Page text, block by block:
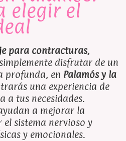
guía para
elegir el
para contracturas,
disfrutar de un
profunda, en Palamós y la
una experiencia de
a tus necesidades.
a mejorar la
sistema nervioso y
y emocionales.